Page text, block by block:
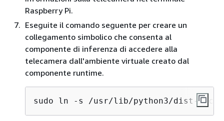
Raspberry Pi.
Eseguite il comando seguente per creare un
collegamento simbolico che consenta al
componente di inferenza di accedere alla
telecamera dall'ambiente virtuale creato dal
componente runtime.
sudo ln -s /usr/lib/python3/dist-